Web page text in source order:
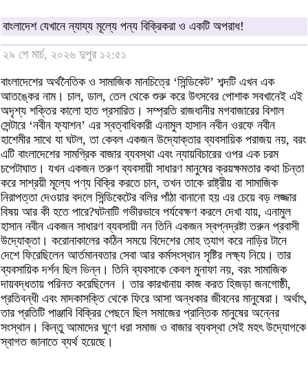
বাংলাদেশ যেখানে ন্যায্য মূল্যে পন্য বিক্রিকরা ও একটি অপরাধ!
২৯ শে মার্চ, ২০২৬ দুপুর ১২:৫১
বাংলাদেশের অর্থনৈতিক ও সামাজিক মানচিত্রে ‘সিন্ডিকেট’ শব্দটি এখন এক
আতঙ্কের নাম। চাল, ডাল, তেল থেকে শুরু করে উৎসবের পোশাক সবখানেই এই
অদৃশ্য শক্তির কালো হাত প্রসারিত। সম্প্রতি রাজধানীর মগবাজারের বিশাল
সেন্টারে ‘নবীন ফ্যাশন’ এর স্বত্বাধিকারী এনামুল হাসান নবীন ওরফে নবীন
হাশেমীর সাথে যা ঘটল, তা কেবল একজন উদ্যোক্তার ব্যবসায়িক পরাজয় নয়, বরং
এটি বাংলাদেশের সামগ্রিক বাজার ব্যবস্থা এবং ন্যায়বিচারের ওপর এক চরম
চপেটাঘাত। যখন একজন তরুণ ব্যবসায়ী সাধারণ মানুষের ক্রয়ক্ষমতার কথা চিন্তা
করে সাশ্রয়ী মূল্যে পণ্য বিক্রি করতে চান, তখন তাকে রাষ্ট্রীয় বা সামাজিক
নিরাপত্তা দেওয়ার বদলে সিন্ডিকেটের বলির পাঁঠা বানানো হয় এর চেয়ে বড় লজ্জার
বিষয় আর কী হতে পারে?​ঘটনাটি গভীরভাবে পর্যবেক্ষণ করলে দেখা যায়, এনামুল
হাসান নবীন একজন সাধারণ ব্যবসায়ী নন তিনি একজন স্বপ্নদ্রষ্টা তরুন প্রবাসী
উদ্যোক্তা। করোনাকালের কঠিন সময়ে বিদেশের মোহ ত্যাগ করে নাড়ির টানে
দেশে ফিরেছিলেন আর্তমানবতার সেবা আর কর্মসংস্থান সৃষ্টির লক্ষ্য নিয়ে। তার
ব্যবসায়িক দর্শন ছিল ভিন্ন। তিনি ব্যবসাকে কেবল মুনাফা নয়, বরং সামাজিক
দায়বদ্ধতায় পরিনত করেছিলেন । তার কারখানায় কাজ করত হিজড়া জনগোষ্ঠী,
প্রতিবন্ধী এবং মাদকাসক্তি থেকে ফিরে আসা অন্ধকার জীবনের মানুষেরা। অর্থাৎ,
তার প্রতিটি পাঞ্জাবি বিক্রির পেছনে ছিল সমাজের প্রান্তিক মানুষের অন্নের
সংস্থান। কিন্তু আমাদের ঘুণে ধরা সমাজ ও বাজার ব্যবস্থা সেই মহৎ উদ্যোগকে
স্বাগত জানাতে ব্যর্থ হয়েছে।